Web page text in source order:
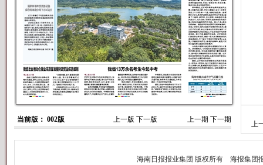
当前版： 002版 上一版 下一版 上一期 下一期
上